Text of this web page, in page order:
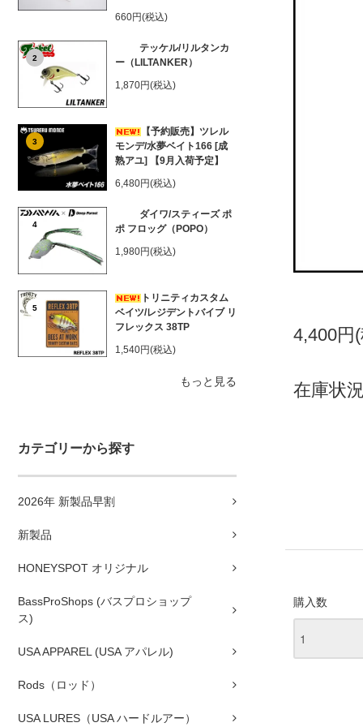
660円(税込)
2
テッケル/リルタンカ
ー（LILTANKER）
1,870円(税込)
3
【予約販売】ツレル
モンデ/水夢ベイト166 [成
熟アユ] 【9月入荷予定】
6,480円(税込)
4
ダイワ/スティーズ ポ
ポ フロッグ（POPO）
1,980円(税込)
5
トリニティカスタム
ベイツ/レジデントバイブ リ
フレックス 38TP
1,540円(税込)
もっと見る
カテゴリーから探す
2026年 新製品早割
新製品
HONEYSPOT オリジナル
BassProShops (バスプロショップ
ス)
USA APPAREL (USA アパレル)
Rods（ロッド）
USA LURES（USA ハードルアー）
4,400円
在庫状
購入数